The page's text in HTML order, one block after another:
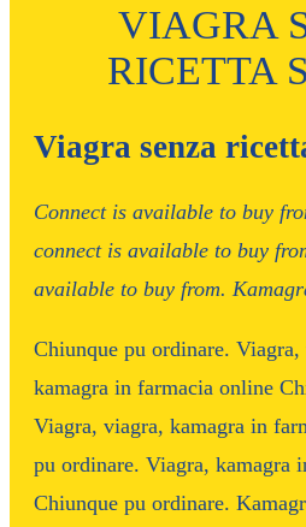
VIAGRA
RICETTA
Viagra senza
Connect is available to buy
connect is available to buy
available to buy from.
Chiunque pu ordinare.
kamagra in farmacia online
Viagra, viagra, kamagra in
pu ordinare. Viagra, kamagra
Chiunque pu ordinare.